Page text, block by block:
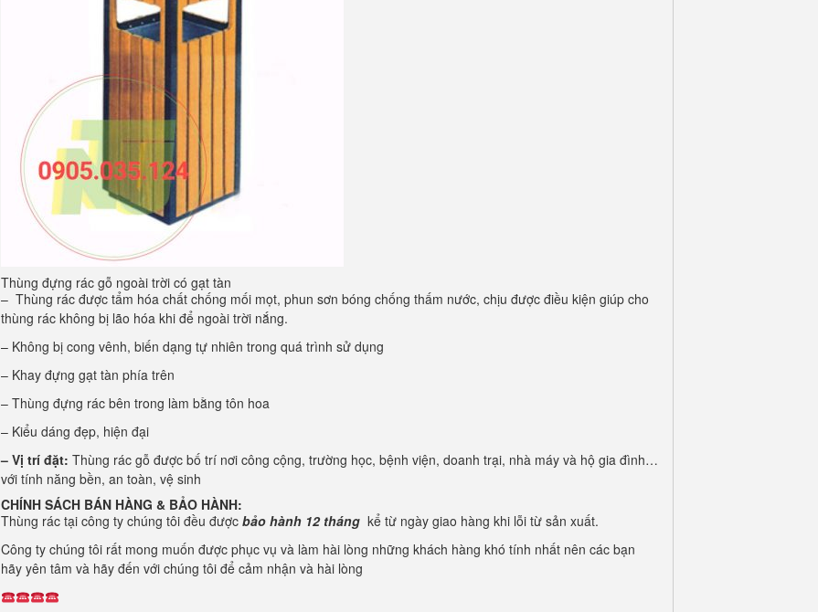
Thùng đựng rác gỗ ngoài trời có gạt tàn
– Thùng rác được tẩm hóa chất chống mối mọt, phun sơn bóng chống thấm nước, chịu được điều kiện giúp cho
thùng rác không bị lão hóa khi để ngoài trời nắng.
– Không bị cong vênh, biến dạng tự nhiên trong quá trình sử dụng
– Khay đựng gạt tàn phía trên
– Thùng đựng rác bên trong làm bằng tôn hoa
– Kiểu dáng đẹp, hiện đại
– Vị trí đặt: Thùng rác gỗ được bố trí nơi công cộng, trường học, bệnh viện, doanh trại, nhà máy và hộ gia đình…
với tính năng bền, an toàn, vệ sinh
CHÍNH SÁCH BÁN HÀNG & BẢO HÀNH:
Thùng rác tại công ty chúng tôi đều được bảo hành 12 tháng kể từ ngày giao hàng khi lỗi từ sản xuất.
Công ty chúng tôi rất mong muốn được phục vụ và làm hài lòng những khách hàng khó tính nhất nên các bạn
hãy yên tâm và hãy đến với chúng tôi để cảm nhận và hài lòng